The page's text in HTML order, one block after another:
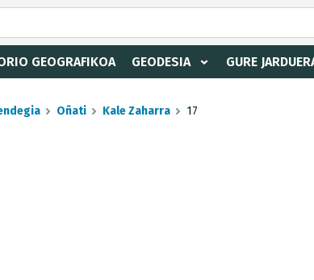
GEOGRAFIKOA GEODESIA GURE
Oñati Kale Zaharra 17